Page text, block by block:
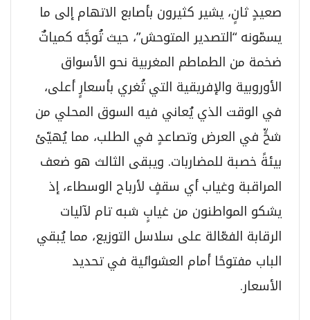
صعيدٍ ثانٍ، يشير كثيرون بأصابع الاتهام إلى ما
يسمّونه “التصدير المتوحش”، حيث تُوجَّه كمياتٌ
ضخمة من الطماطم المغربية نحو الأسواق
الأوروبية والإفريقية التي تُغري بأسعارٍ أعلى،
في الوقت الذي يُعاني فيه السوق المحلي من
شحٍّ في العرض وتصاعدٍ في الطلب، مما يُهيّئ
بيئةً خصبة للمضاربات. ويبقى الثالث هو ضعف
المراقبة وغياب أي سقفٍ لأرباح الوسطاء، إذ
يشكو المواطنون من غيابٍ شبه تام لآليات
الرقابة الفعّالة على سلاسل التوزيع، مما يُبقي
الباب مفتوحًا أمام العشوائية في تحديد
الأسعار.